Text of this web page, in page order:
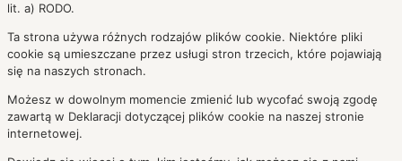
lit. a) RODO.
Ta strona używa różnych rodzajów plików cookie. Niektóre pliki
cookie są umieszczane przez usługi stron trzecich, które pojawiają
się na naszych stronach.
Możesz w dowolnym momencie zmienić lub wycofać swoją zgodę
zawartą w Deklaracji dotyczącej plików cookie na naszej stronie
internetowej.